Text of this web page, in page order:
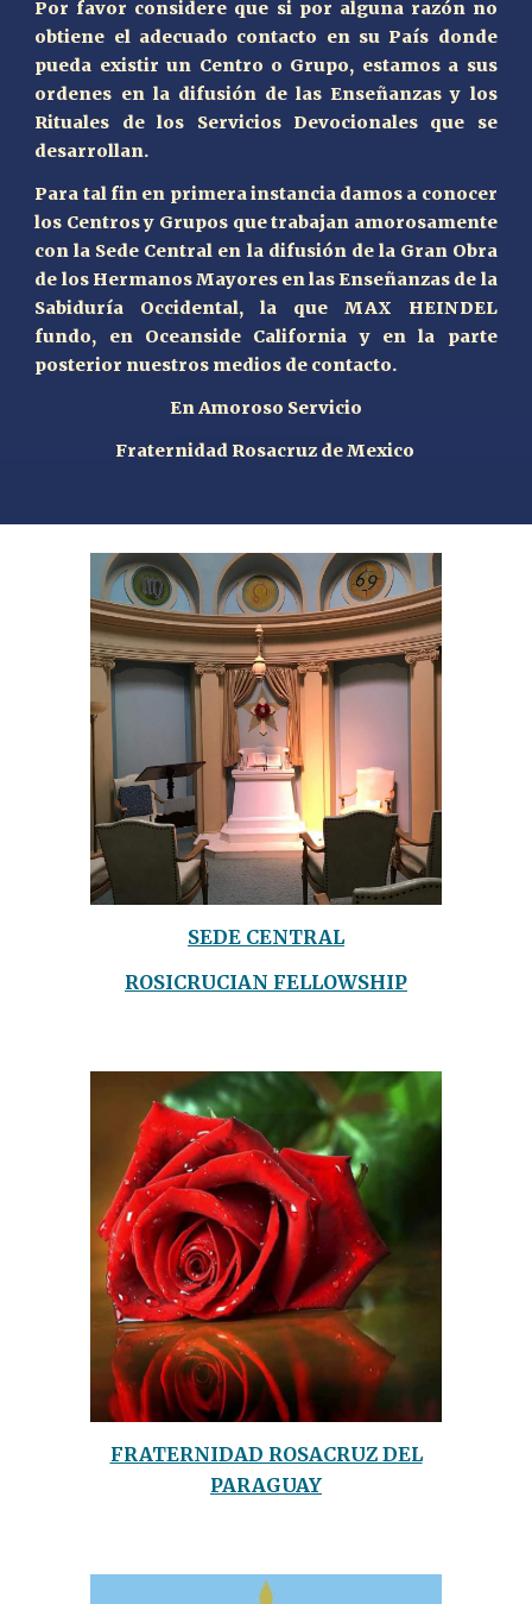
Por favor considere que si por alguna razón no
obtiene el adecuado contacto en su País donde
pueda existir un Centro o Grupo, estamos a sus
ordenes en la difusión de las Enseñanzas y los
Rituales de los Servicios Devocionales que se
desarrollan.
Para tal fin en primera instancia damos a conocer
los Centros y Grupos que trabajan amorosamente
con la Sede Central en la difusión de la Gran Obra
de los Hermanos Mayores en las Enseñanzas de la
Sabiduría Occidental, la que MAX HEINDEL
fundo, en Oceanside California y en la parte
posterior nuestros medios de contacto.
En Amoroso Servicio
Fraternidad Rosacruz de Mexico
SEDE CENTRAL
ROSICRUCIAN FELLOWSHIP
FRATERNIDAD ROSACRUZ DEL
PARAGUAY